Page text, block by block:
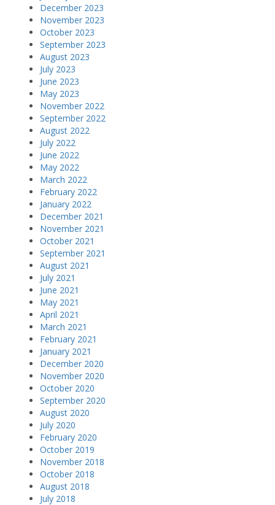
December 2023
November 2023
October 2023
September 2023
August 2023
July 2023
June 2023
May 2023
November 2022
September 2022
August 2022
July 2022
June 2022
May 2022
March 2022
February 2022
January 2022
December 2021
November 2021
October 2021
September 2021
August 2021
July 2021
June 2021
May 2021
April 2021
March 2021
February 2021
January 2021
December 2020
November 2020
October 2020
September 2020
August 2020
July 2020
February 2020
October 2019
November 2018
October 2018
August 2018
July 2018